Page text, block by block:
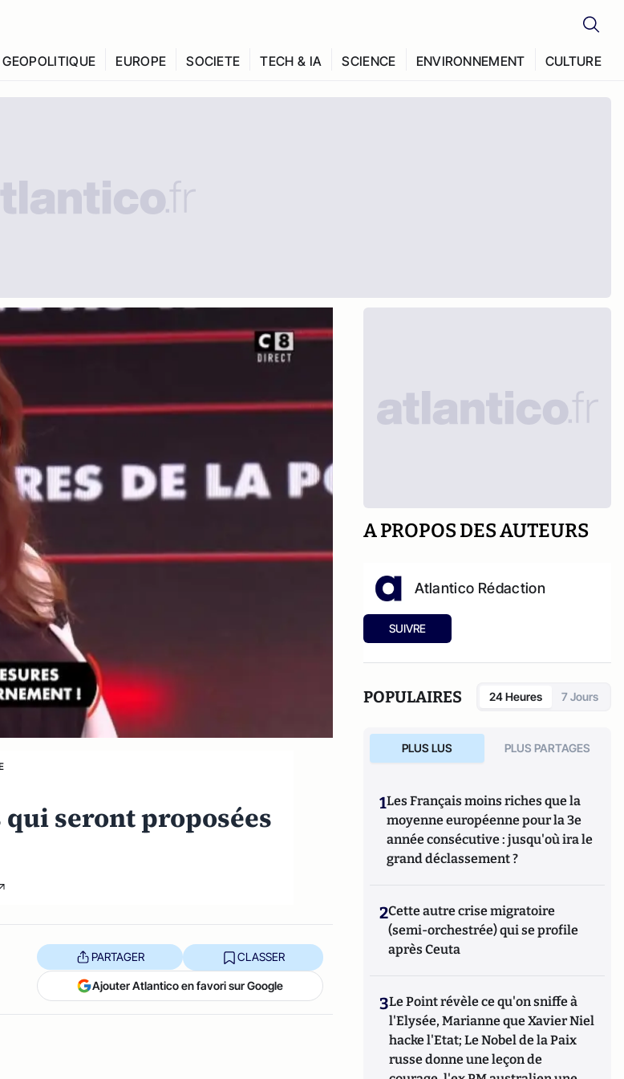
GEOPOLITIQUE EUROPE SOCIETE TECH & IA SCIENCE ENVIRONNEMENT CULTURE
qui seront proposées
PARTAGER CLASSER
Ajouter Atlantico en favori sur Google
A PROPOS DES AUTEURS
Atlantico Rédaction
SUIVRE
POPULAIRES 24 Heures 7 Jours
PLUS LUS PLUS PARTAGES
1Les Français moins riches que la
moyenne européenne pour la 3e
année consécutive : jusqu'où ira le
grand déclassement ?
2Cette autre crise migratoire
(semi-orchestrée) qui se profile
après Ceuta
3Le Point révèle ce qu'on sniffe à
l'Elysée, Marianne que Xavier Niel
hacke l'Etat; Le Nobel de la Paix
russe donne une leçon de